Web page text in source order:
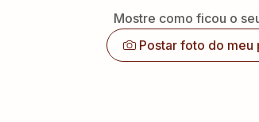
Mostre como ficou o
Postar foto do meu